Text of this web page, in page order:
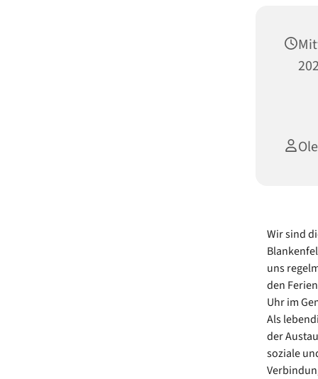
Wir sind
uns
den
Uhr im
Als
der
soziale